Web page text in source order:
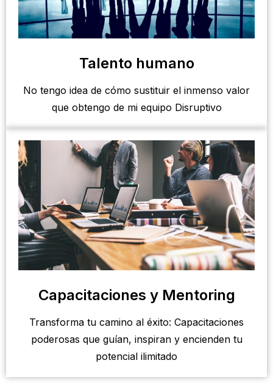
Talento humano
No tengo idea de cómo sustituir el inmenso valor
que obtengo de mi equipo Disruptivo
Capacitaciones y Mentoring
Transforma tu camino al éxito: Capacitaciones
poderosas que guían, inspiran y encienden tu
potencial ilimitado